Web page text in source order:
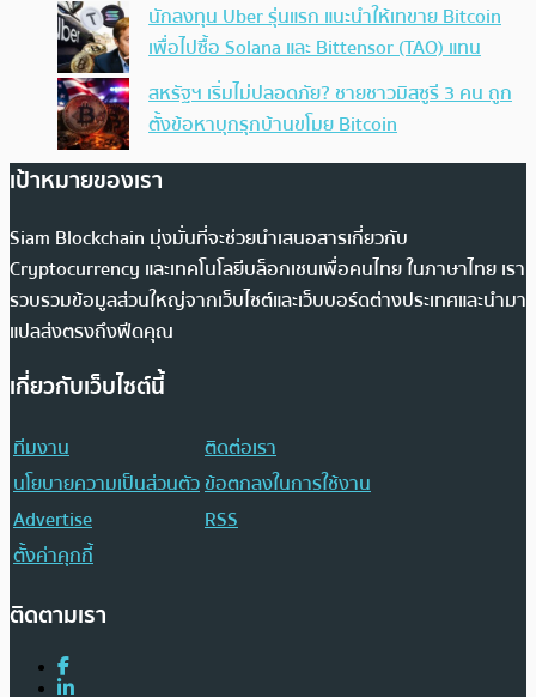
นักลงทุน Uber รุ่นแรก แนะนำให้เทขาย Bitcoin
เพื่อไปซื้อ Solana และ Bittensor (TAO) แทน
สหรัฐฯ เริ่มไม่ปลอดภัย? ชายชาวมิสซูรี 3 คน ถูก
ตั้งข้อหาบุกรุกบ้านขโมย Bitcoin
เป้าหมายของเรา
Siam Blockchain มุ่งมั่นที่จะช่วยนำเสนอสารเกี่ยวกับ
Cryptocurrency และเทคโนโลยีบล็อกเชนเพื่อคนไทย ในภาษาไทย เรา
รวบรวมข้อมูลส่วนใหญ่จากเว็บไซต์และเว็บบอร์ดต่างประเทศและนำมา
แปลส่งตรงถึงฟีดคุณ
เกี่ยวกับเว็บไซต์นี้
ทีมงาน
ติดต่อเรา
นโยบายความเป็นส่วนตัวข้อตกลงในการใช้งาน
Advertise
RSS
ตั้งค่าคุกกี้
ติดตามเรา